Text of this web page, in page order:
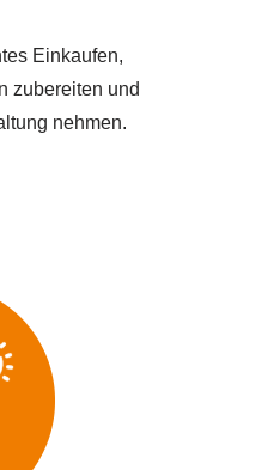
Einkaufen,
zubereiten und
nehmen.